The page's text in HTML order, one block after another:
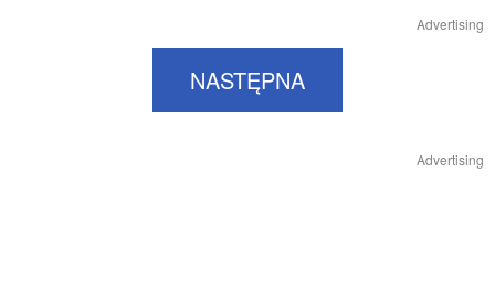
Advertising
NASTĘPNA
Advertising